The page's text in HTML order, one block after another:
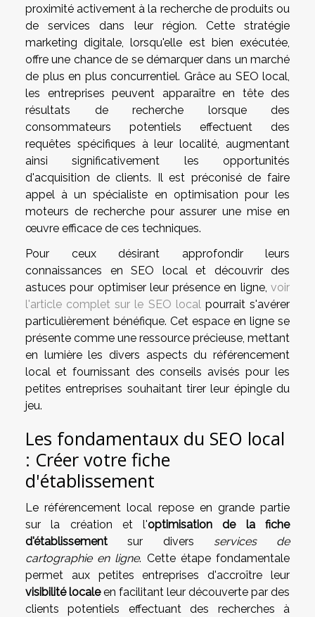
proximité activement à la recherche de produits ou
de services dans leur région. Cette stratégie
marketing digitale, lorsqu'elle est bien exécutée,
offre une chance de se démarquer dans un marché
de plus en plus concurrentiel. Grâce au SEO local,
les entreprises peuvent apparaître en tête des
résultats de recherche lorsque des
consommateurs potentiels effectuent des
requêtes spécifiques à leur localité, augmentant
ainsi significativement les opportunités
d'acquisition de clients. Il est préconisé de faire
appel à un spécialiste en optimisation pour les
moteurs de recherche pour assurer une mise en
œuvre efficace de ces techniques.
Pour ceux désirant approfondir leurs
connaissances en SEO local et découvrir des
astuces pour optimiser leur présence en ligne, voir
l'article complet sur le SEO localpourrait s'avérer
particulièrement bénéfique. Cet espace en ligne se
présente comme une ressource précieuse, mettant
en lumière les divers aspects du référencement
local et fournissant des conseils avisés pour les
petites entreprises souhaitant tirer leur épingle du
jeu.
Les fondamentaux du SEO local
: Créer votre fiche
d'établissement
Le référencement local repose en grande partie
sur la création et l'optimisation de la fiche
d'établissement sur divers services de
cartographie en ligne. Cette étape fondamentale
permet aux petites entreprises d'accroître leur
visibilité localeen facilitant leur découverte par des
clients potentiels effectuant des recherches à